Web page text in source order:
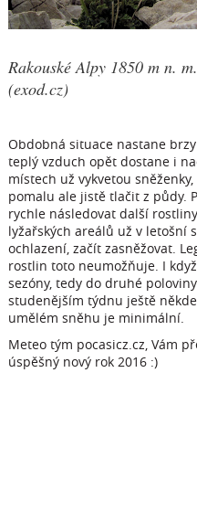
Rakouské Alpy 1850 m n.
(exod.cz)
Obdobná situace nastane
teplý vzduch opět dostane i
místech už vykvetou
pomalu ale jistě tlačit z půdy.
rychle následovat další
lyžařských areálů už v letošní
ochlazení, začít zasněžovat.
rostlin toto neumožňuje. I
sezóny, tedy do druhé
studenějším týdnu ještě
umělém sněhu je minimální.
Meteo tým pocasicz.cz, Vám
úspěšný nový rok 2016 :)